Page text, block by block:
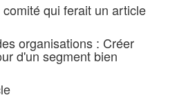
qui ferait un article
organisations : Créer
d'un segment bien